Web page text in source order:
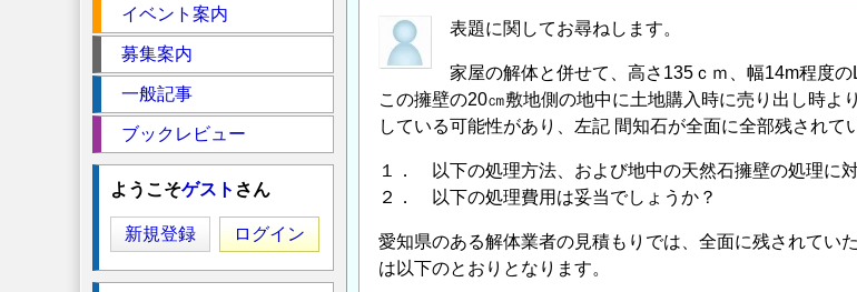
表題に関してお尋ねします。
家屋の解体と併せて、高さ135ｃｍ、幅14m程度
この擁壁の20㎝敷地側の地中に土地購入時に売り出し時
している可能性があり、左記 間知石が全面に全部残されて
１． 以下の処理方法、および地中の天然石擁壁の処理に
２． 以下の処理費用は妥当でしょうか？
愛知県のある解体業者の見積もりでは、全面に残されてい
は以下のとおりとなります。
イベント案内
募集案内
一般記事
ブックレビュー
ようこそゲスト さん
新規登録 ログイン